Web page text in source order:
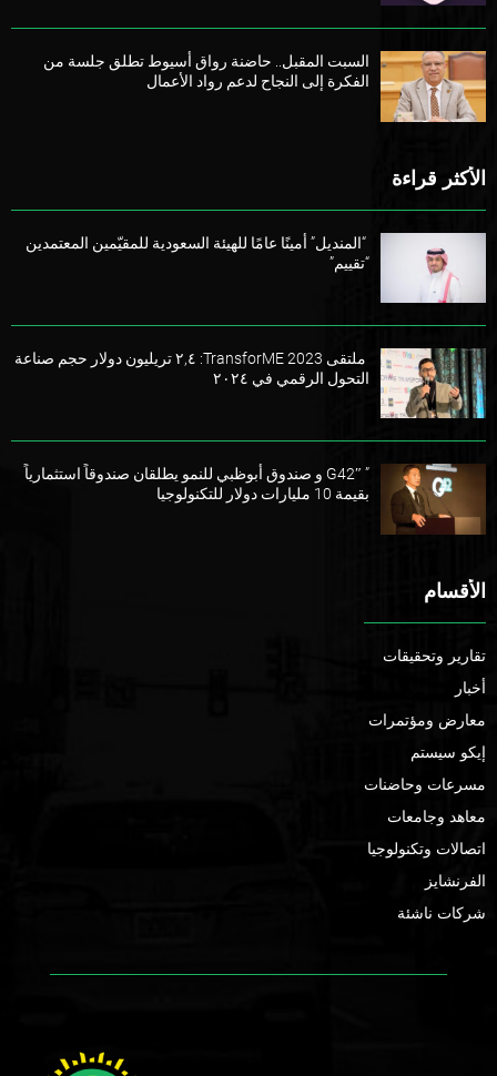
السبت المقبل.. حاضنة رواق أسيوط تطلق جلسة من
الفكرة إلى النجاح لدعم رواد الأعمال
الأكثر قراءة
“المنديل” أمينًا عامًا للهيئة السعودية للمقيّمين المعتمدين
“تقييم”
ملتقى TransforME 2023: ٢,٤ تريليون دولار حجم صناعة
التحول الرقمي في ٢٠٢٤
” G42″ و صندوق أبوظبي للنمو يطلقان صندوقاً استثمارياً
بقيمة 10 مليارات دولار للتكنولوجيا
الأقسام
تقارير وتحقيقات
أخبار
معارض ومؤتمرات
إيكو سيستم
مسرعات وحاضنات
معاهد وجامعات
اتصالات وتكنولوجيا
الفرنشايز
شركات ناشئة